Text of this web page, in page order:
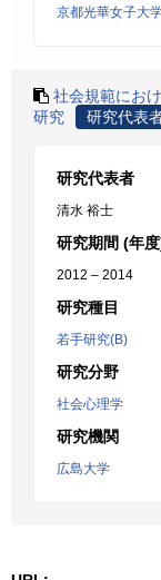
京都光華女子大
社会規範にお
研究
研究代表
研究代表者
清水 裕士
研究期間 (年
2012 – 2014
研究種目
若手研究(B)
研究分野
社会心理学
研究機関
広島大学